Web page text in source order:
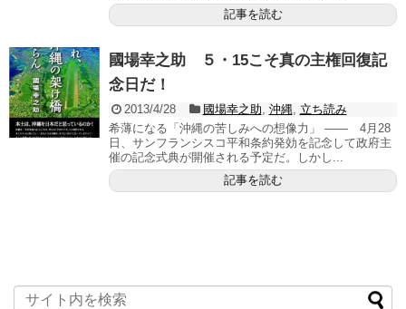
記事を読む
國場幸之助 ５・15こそ真の主権回復記
念日だ！
2013/4/28 國場幸之助, 沖縄, 立ち読み
希薄になる「沖縄の苦しみへの想像力」 ―― 4月28
日、サンフランシスコ平和条約発効を記念して政府主
催の記念式典が開催される予定だ。しかし...
記事を読む